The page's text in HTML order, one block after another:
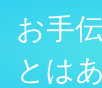
お手
とは